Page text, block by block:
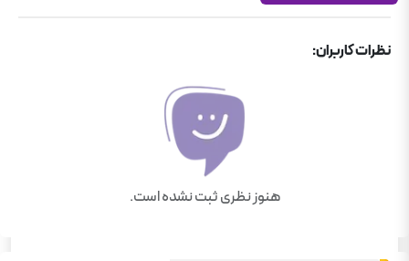
نظرات کاربران:
هنوز نظری ثبت نشده است.